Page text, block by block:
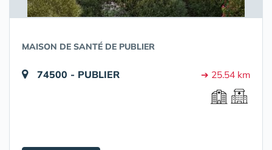
MAISON DE SANTÉ DE PUBLIER
74500 - PUBLIER ➔ 25.54 km